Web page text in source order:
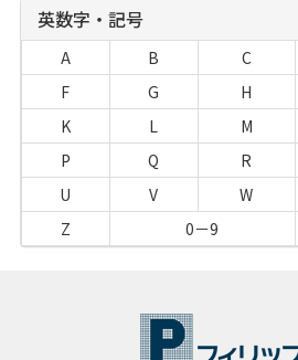
英数字・記号
A B C
F
G H
K
L M
P
Q R
U
V W
Z
0－9